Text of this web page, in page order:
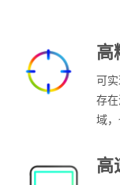
高
可
存
域
高